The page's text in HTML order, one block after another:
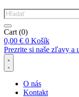
Products
search
Cart (0)
0,00 € 0 Košík
Prezrite si naše zľavy a
O nás
Kontakt